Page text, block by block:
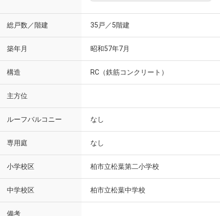
総戸数／階建 35戸／5階建
築年月 昭和57年7月
構造 RC（鉄筋コンクリート）
主方位
ルーフバルコニー なし
専用庭 なし
小学校区 柏市立松葉第二小学校
中学校区 柏市立松葉中学校
備考